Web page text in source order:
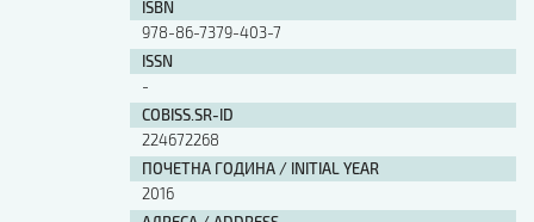
ISBN
978-86-7379-403-7
ISSN
-
COBISS.SR-ID
224672268
ПОЧЕТНА ГОДИНА / INITIAL YEAR
2016